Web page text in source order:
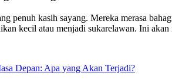
penuh kasih sayang. Mereka merasa
kecil atau menjadi sukarelawan. Ini
Depan: Apa yang Akan Terjadi?